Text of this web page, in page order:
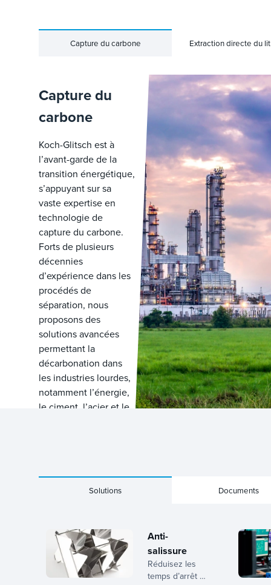
Capture du carbone Extraction directe du
Capture du
carbone
Koch-Glitsch est à
l’avant-garde de la
transition énergétique,
s’appuyant sur sa
vaste expertise en
technologie de
capture du carbone.
Forts de plusieurs
décennies
d’expérience dans les
procédés de
séparation, nous
proposons des
solutions avancées
permettant la
décarbonation dans
les industries lourdes,
notamment l’énergie,
le ciment, l’acier et le
Solutions Documents
Anti-
salissure
Réduisez les
temps d’arrêt et